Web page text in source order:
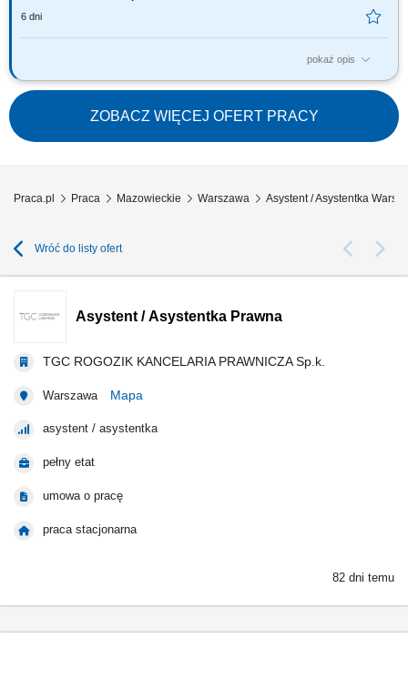
6 dni
pokaż opis
The description of duties is a presented below: to provide administrative
support in general administrative procedures for the team leader and
team staff; to support the document flows and archiving; to support in
drafting notes, letters, reports and follow ups on documents; to carry out
data entry...
ZOBACZ WIĘCEJ OFERT PRACY
Praca.pl Praca Mazowieckie Warszawa Asystent / Asystentka
Wróć do listy ofert
Asystent / Asystentka Prawna
TGC ROGOZIK KANCELARIA PRAWNICZA Sp.k.
Warszawa Mapa
asystent / asystentka
pełny etat
umowa o pracę
praca stacjonarna
82 dni temu